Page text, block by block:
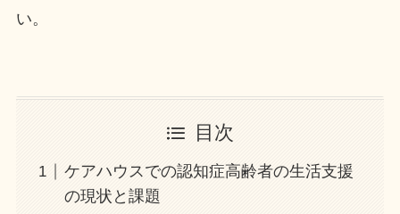
い。
目次
ケアハウスでの認知症高齢者の生活支援
の現状と課題